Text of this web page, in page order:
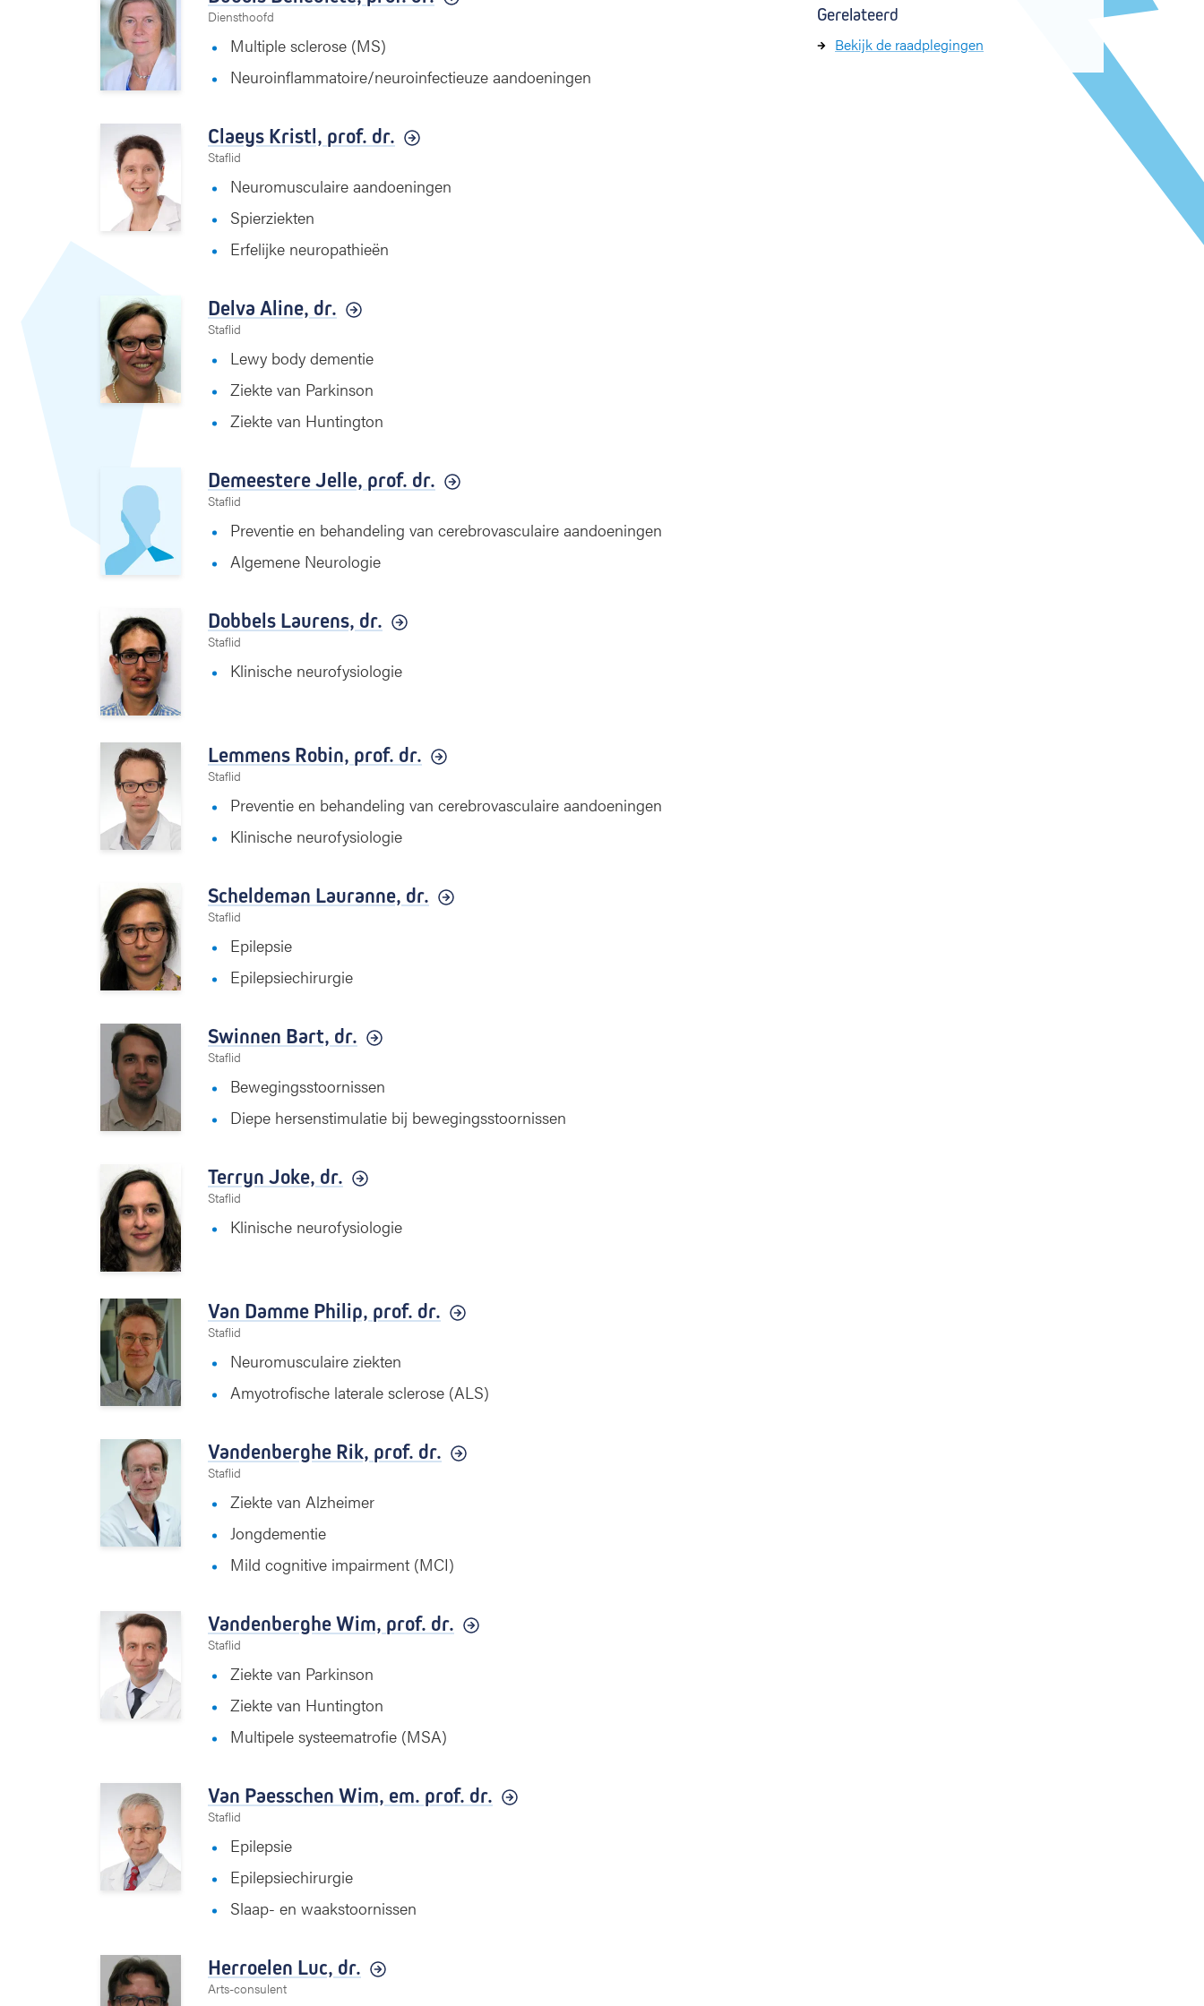
e
Diensthoofd
Multiple sclerose (MS)
Neuroinflammatoire/neuroinfectieuze aandoeningen
Claeys Kristl, prof. dr.
Staflid
Neuromusculaire aandoeningen
Spierziekten
Erfelijke neuropathieën
Delva Aline, dr.
Staflid
Lewy body dementie
Ziekte van Parkinson
Ziekte van Huntington
Demeestere Jelle, prof. dr.
Staflid
Preventie en behandeling van cerebrovasculaire aandoeningen
Algemene Neurologie
Dobbels Laurens, dr.
Staflid
Klinische neurofysiologie
Lemmens Robin, prof. dr.
Staflid
Preventie en behandeling van cerebrovasculaire aandoeningen
Klinische neurofysiologie
Scheldeman Lauranne, dr.
Staflid
Epilepsie
Epilepsiechirurgie
Swinnen Bart, dr.
Staflid
Bewegingsstoornissen
Diepe hersenstimulatie bij bewegingsstoornissen
Terryn Joke, dr.
Staflid
Klinische neurofysiologie
Van Damme Philip, prof. dr.
Staflid
Neuromusculaire ziekten
Amyotrofische laterale sclerose (ALS)
Vandenberghe Rik, prof. dr.
Staflid
Ziekte van Alzheimer
Jongdementie
Mild cognitive impairment (MCI)
Vandenberghe Wim, prof. dr.
Staflid
Ziekte van Parkinson
Ziekte van Huntington
Multipele systeematrofie (MSA)
Van Paesschen Wim, em. prof. dr.
Staflid
Epilepsie
Epilepsiechirurgie
Slaap- en waakstoornissen
Herroelen Luc, dr.
Arts-consulent
Gerelateerd
Bekijk de raadplegingen